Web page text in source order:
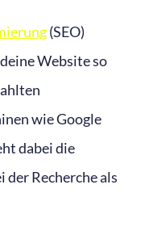
(SEO)
Website so
wie Google
dabei die
Recherche als